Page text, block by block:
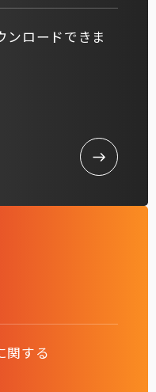
ンロードできま
関する